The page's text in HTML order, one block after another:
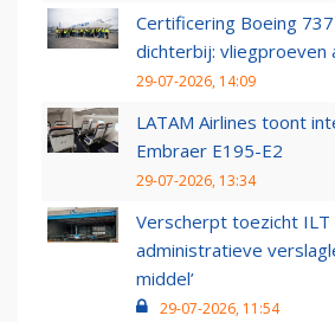
Certificering Boeing
dichterbij: vliegproeven
29-07-2026, 14:09
LATAM Airlines toont
Embraer E195-E2
29-07-2026, 13:34
Verscherpt toezicht ILT
administratieve
middel’
29-07-2026, 11:54